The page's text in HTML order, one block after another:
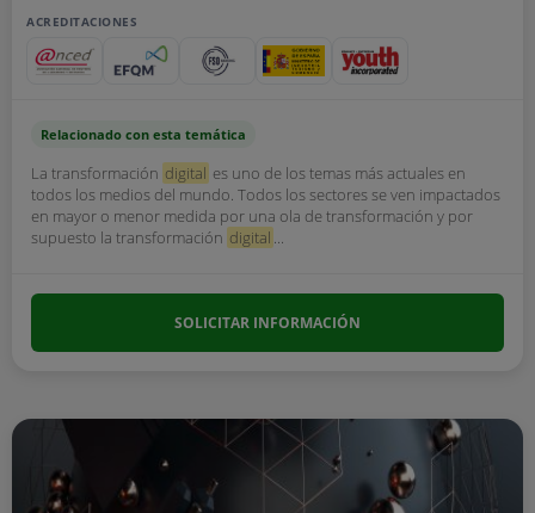
ACREDITACIONES
Relacionado con esta temática
La transformación digital es uno de los temas más actuales en
todos los medios del mundo. Todos los sectores se ven impactados
en mayor o menor medida por una ola de transformación y por
supuesto la transformación digital ...
SOLICITAR INFORMACIÓN